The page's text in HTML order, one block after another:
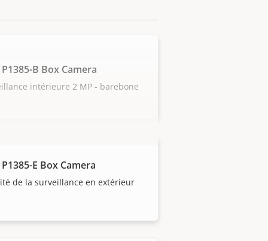
P1385-B Box Camera
intérieure 2 MP - barebone
P1385-E Box Camera
de la surveillance en extérieur